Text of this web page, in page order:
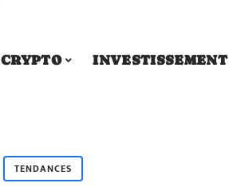
CRYPTO INVESTISSEMENT
TENDANCES